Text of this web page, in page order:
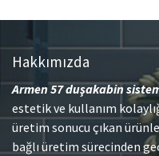
Hakkımızda
Armen 57duşakabin
estetik ve kullanım
üretim sonucu çıkan
bağlı üretim sürecinden